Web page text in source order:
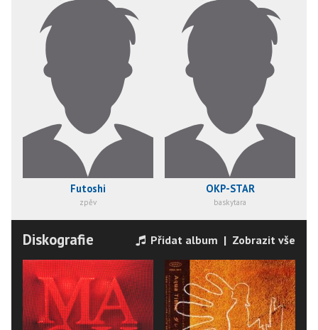
Futoshi
zpěv
OKP-STAR
baskytara
Diskografie Přidat album | Zobrazit vše